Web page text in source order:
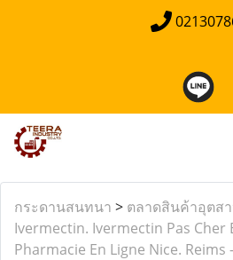
กระดานสนทนา > ตลาดสินค้าอุตส
Ivermectin. Ivermectin Pas Cher
Pharmacie En Ligne Nice.